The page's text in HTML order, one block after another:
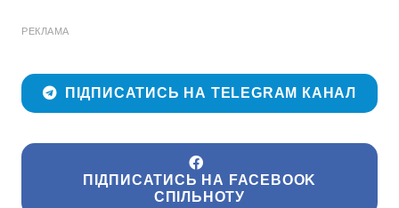
РЕКЛАМА
ПІДПИСАТИСЬ НА TELEGRAM КАНАЛ
ПІДПИСАТИСЬ НА FACEBOOK
СПІЛЬНОТУ